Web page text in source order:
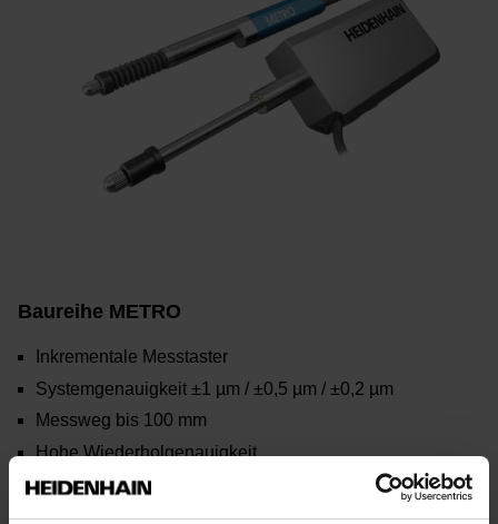
Baureihe METRO
Inkrementale Messtaster
Systemgenauigkeit ±1 µm / ±0,5 µm / ±0,2 µm
Messweg bis 100 mm
Hohe Wiederholgenauigkeit
Ausführung mit niedrigen Messkräften